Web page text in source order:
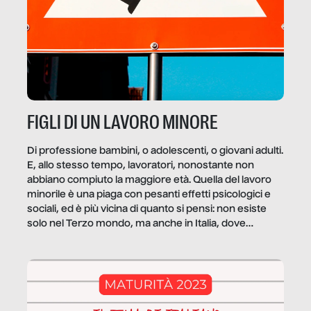
FIGLI DI UN LAVORO MINORE
Di professione bambini, o adolescenti, o giovani adulti.
E, allo stesso tempo, lavoratori, nonostante non
abbiano compiuto la maggiore età. Quella del lavoro
minorile è una piaga con pesanti effetti psicologici e
sociali, ed è più vicina di quanto si pensi: non esiste
solo nel Terzo mondo, ma anche in Italia, dove